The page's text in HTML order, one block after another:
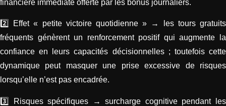
financière immédiate offerte par les bonus journaliers.
2️⃣ Effet « petite victoire quotidienne » → les tours gratuits
fréquents génèrent un renforcement positif qui augmente la
confiance en leurs capacités décisionnelles ; toutefois cette
dynamique peut masquer une prise excessive de risques
lorsqu’elle n’est pas encadrée.
3️⃣ Risques spécifiques → surcharge cognitive pendant les